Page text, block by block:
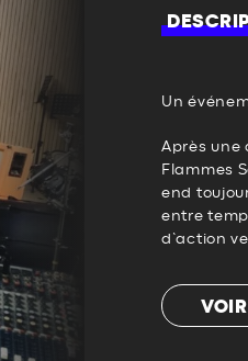
Un
Après une
Flammes
end
entre
d’action